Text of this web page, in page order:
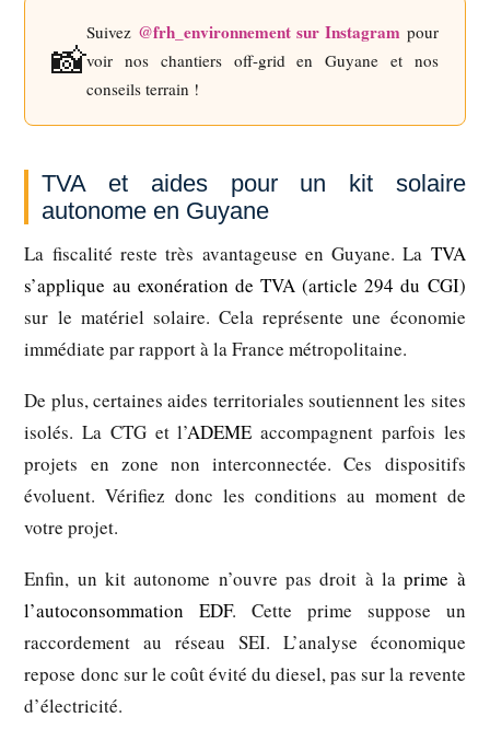
📸
Suivez @frh_environnement sur Instagram pour
voir nos chantiers off-grid en Guyane et nos
conseils terrain !
TVA et aides pour un kit solaire
autonome en Guyane
La fiscalité reste très avantageuse en Guyane. La TVA
s’applique au exonération de TVA (article 294 du CGI)
sur le matériel solaire. Cela représente une économie
immédiate par rapport à la France métropolitaine.
De plus, certaines aides territoriales soutiennent les sites
isolés. La CTG et l’ADEME accompagnent parfois les
projets en zone non interconnectée. Ces dispositifs
évoluent. Vérifiez donc les conditions au moment de
votre projet.
Enfin, un kit autonome n’ouvre pas droit à laprime à
l’autoconsommation EDF. Cette prime suppose un
raccordement au réseau SEI. L’analyse économique
repose donc sur le coût évité du diesel, pas sur la revente
d’électricité.